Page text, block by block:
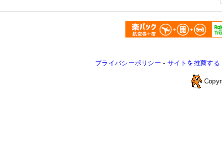
プライバシーポリシー - サイトを推薦する